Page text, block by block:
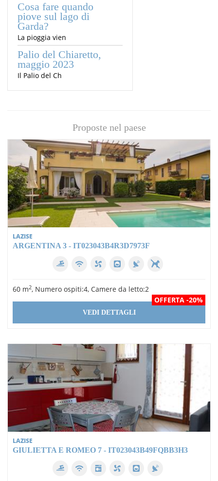
Cosa fare quando
piove sul lago di
Garda?
La pioggia vien
Palio del Chiaretto,
maggio 2023
Il Palio del Ch
Proposte nel paese
LAZISE
ARGENTINA 3 - IT023043B4R3D7973F
60 m2, Numero ospiti:4, Camere da letto:2
OFFERTA -20%
VEDI DETTAGLI
LAZISE
GIULIETTA E ROMEO 7 - IT023043B49FQBB3H3